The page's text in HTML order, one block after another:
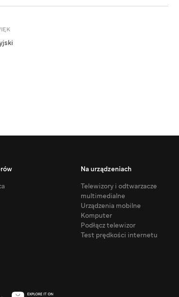
Na urządzeniach
Telewizory i odtwarzacze
multimedialne
Urządzenia mobilne
Komputer
Podłącz telewizor
Test prędkości internetu